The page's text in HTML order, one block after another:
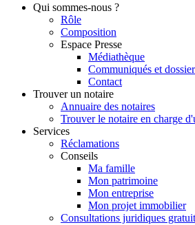
Qui sommes-nous ?
Rôle
Composition
Espace Presse
Médiathèque
Communiqués et
Contact
Trouver un notaire
Annuaire des notaires
Trouver le notaire en charge
Services
Réclamations
Conseils
Ma famille
Mon patrimoine
Mon entreprise
Mon projet immobilier
Consultations juridiques